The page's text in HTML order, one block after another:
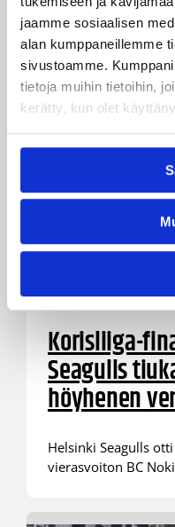
jaamme sosiaalisen
alan kumppaneillemme
sivustoamme.
tietoja muihin tietoihin,
kerätty, kun olet
Korisliiga 15.05.2024
Korisliiga-
Seagulls
höyhenen
Helsinki Seagulls
vierasvoiton BC